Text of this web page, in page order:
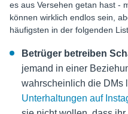
es aus Versehen getan hast -
können wirklich endlos sein,
häufigsten in der folgenden
Betrüger betreiben
jemand in einer
wahrscheinlich die DMs
Unterhaltungen auf